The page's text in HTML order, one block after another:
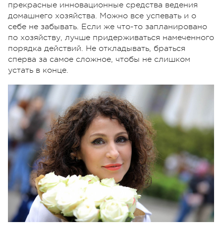
прекрасные инновационные средства ведения
домашнего хозяйства. Можно все успевать и о
себе не забывать. Если же что-то запланировано
по хозяйству, лучше придерживаться намеченного
порядка действий. Не откладывать, браться
сперва за самое сложное, чтобы не слишком
устать в конце.